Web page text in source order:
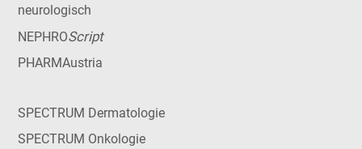
neurologisch
NEPHROScript
PHARMAustria
SPECTRUM Dermatologie
SPECTRUM Onkologie